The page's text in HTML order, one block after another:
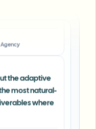
the adaptive
most natural-
where